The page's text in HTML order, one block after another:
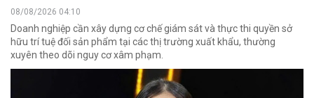
08/08/2026 04:10
Doanh nghiệp cần xây dựng cơ chế giám sát và thực thi quyền sở
hữu trí tuệ đối sản phẩm tại các thị trường xuất khẩu, thường
xuyên theo dõi nguy cơ xâm phạm.